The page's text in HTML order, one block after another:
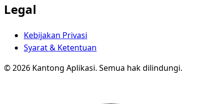
Legal
Kebijakan Privasi
Syarat & Ketentuan
© 2026 Kantong Aplikasi. Semua hak dilindungi.